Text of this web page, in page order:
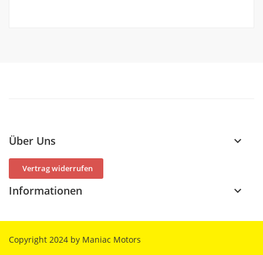
Über Uns keyboard_arrow_down
Vertrag widerrufen
Informationen keyboard_arrow_down
Copyright 2024 by Maniac Motors